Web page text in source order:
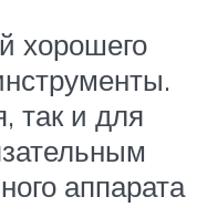
хорошего
так и для
аппарата